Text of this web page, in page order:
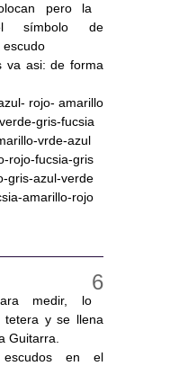
pero la
símbolo de
escudo
va asi: de forma
rojo- amarillo
gris-fucsia
vrde-azul
rojo-fucsia-gris
gris-azul-verde
amarillo-rojo
medir, lo
tetera y se llena
Guitarra.
en el